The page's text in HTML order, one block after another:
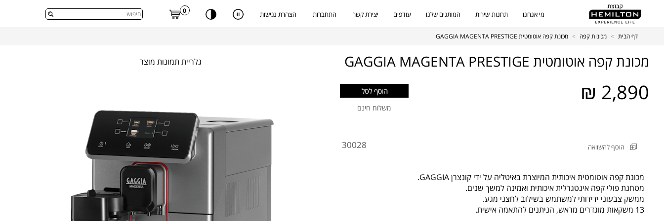
דלג לתוכן העמוד
מי אנחנו תחנות-שירות המותגים שלנו עודפים יצירת קשר התחברות הצהרת נגישות 0
דף הבית > מכונות קפה > מכונת קפה אוטומטית GAGGIA MAGENTA PRESTIGE
מכונת קפה אוטומטית GAGGIA MAGENTA PRESTIGE
2,890 ₪
משלוח חינם
30028
מקט
הוסף להשוואה
אוטומטית
GAGGIA
MAGENTA
מכונת קפה אוטומטית איכותית המיוצרת באיטליה על ידי קונצרן GAGGIA.
מטחנת פולי קפה אינטגרלית איכותית ואמינה למשך שנים.
ממשק צבעוני ידידותי למשתמש בשילוב לחצני מגע.
13 משקאות מוגדרים מראש, הניתנים להתאמה אישית.
גלריית תמונות מוצר